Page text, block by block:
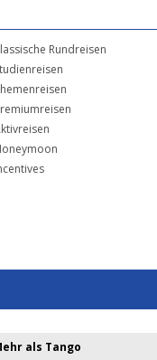
Rundreisen
als Tango